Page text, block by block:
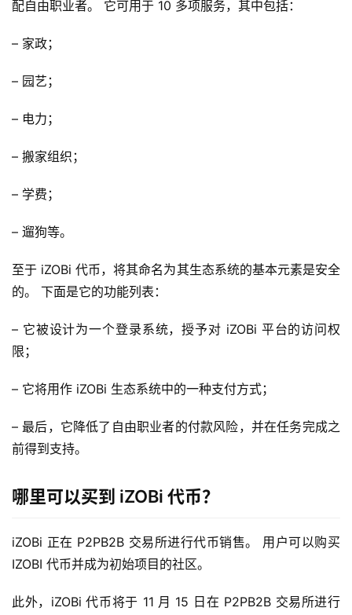
配自由职业者。 它可用于 10 多项服务，其中包括：
– 家政；
– 园艺；
– 电力；
– 搬家组织；
– 学费；
– 遛狗等。
至于 iZOBi 代币，将其命名为其生态系统的基本元素是安全
的。 下面是它的功能列表：
– 它被设计为一个登录系统，授予对 iZOBi 平台的访问权
限；
– 它将用作 iZOBi 生态系统中的一种支付方式；
– 最后，它降低了自由职业者的付款风险，并在任务完成之
前得到支持。
哪里可以买到 iZOBi 代币？
iZOBi 正在 P2PB2B 交易所进行代币销售。 用户可以购买
IZOBI 代币并成为初始项目的社区。
此外，iZOBi 代币将于 11 月 15 日在 P2PB2B 交易所进行